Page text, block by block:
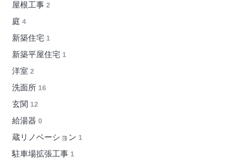
屋根工事 2
庭 4
新築住宅 1
新築平屋住宅 1
洋室 2
洗面所 16
玄関 12
給湯器 0
蔵リノベーション 1
駐車場拡張工事 1